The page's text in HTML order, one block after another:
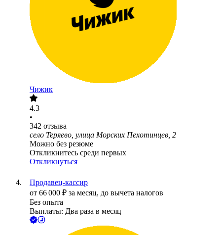
Чижик
4.3
•
342 отзыва
село Теряево, улица Морских Пехотинцев, 2
Можно без резюме
Откликнитесь среди первых
Откликнуться
Продавец-кассир
от 66 000 ₽ за месяц, до вычета налогов
Без опыта
Выплаты: Два раза в месяц